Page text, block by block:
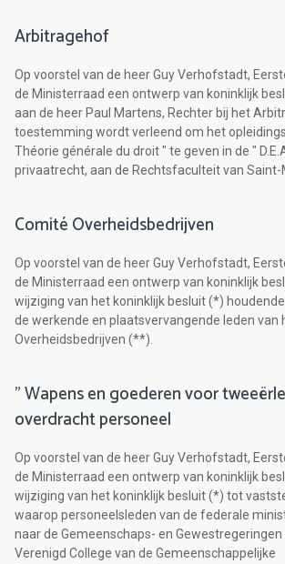
Arbitragehof
Op voorstel van de heer Guy Verhofstadt,
de Ministerraad een ontwerp van koninklijk
aan de heer Paul Martens, Rechter bij het
toestemming wordt verleend om het
Théorie générale du droit " te geven in de "
privaatrecht, aan de Rechtsfaculteit van Saint-
Comité Overheidsbedrijven
Op voorstel van de heer Guy Verhofstadt,
de Ministerraad een ontwerp van koninklijk
wijziging van het koninklijk besluit (*)
de werkende en plaatsvervangende leden van
Overheidsbedrijven (**).
" Wapens en goederen voor
overdracht personeel
Op voorstel van de heer Guy Verhofstadt,
de Ministerraad een ontwerp van koninklijk
wijziging van het koninklijk besluit (*) tot
waarop personeelsleden van de federale
naar de Gemeenschaps- en
Verenigd College van de Gemeenschappelijke